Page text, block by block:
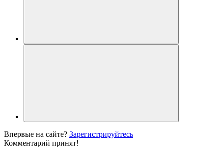
Впервые на сайте? Зарегистрируйтесь
Комментарий принят!